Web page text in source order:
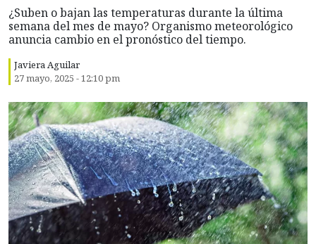
¿Suben o bajan las temperaturas durante la última
semana del mes de mayo? Organismo meteorológico
anuncia cambio en el pronóstico del tiempo.
Javiera Aguilar
27 mayo, 2025 - 12:10 pm